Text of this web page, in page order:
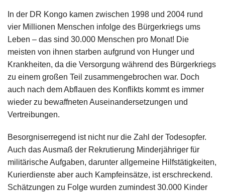
In der DR Kongo kamen zwischen 1998 und 2004 rund
vier Millionen Menschen infolge des Bürgerkriegs ums
Leben – das sind 30.000 Menschen pro Monat! Die
meisten von ihnen starben aufgrund von Hunger und
Krankheiten, da die Versorgung während des Bürgerkriegs
zu einem großen Teil zusammengebrochen war. Doch
auch nach dem Abflauen des Konflikts kommt es immer
wieder zu bewaffneten Auseinandersetzungen und
Vertreibungen.
Besorgniserregend ist nicht nur die Zahl der Todesopfer.
Auch das Ausmaß der Rekrutierung Minderjähriger für
militärische Aufgaben, darunter allgemeine Hilfstätigkeiten,
Kurierdienste aber auch Kampfeinsätze, ist erschreckend.
Schätzungen zu Folge wurden zumindest 30.000 Kinder